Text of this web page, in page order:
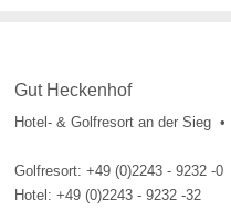
Gut Heckenhof
Hotel- & Golfresort an der Sieg
Golfresort: +49 (0)2243 - 9232 -0
Hotel: +49 (0)2243 - 9232 -32